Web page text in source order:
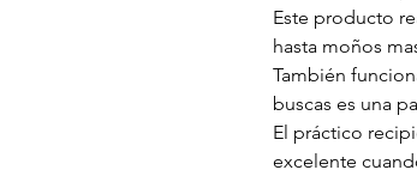
Este producto
hasta moños
También
buscas es una
El práctico
excelente